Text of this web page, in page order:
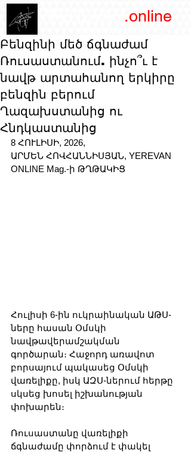
.online
Բենզինի մեծ ճգնաժամ
Ռուսաստանում. ինչո՞ւ է
նավթ արտահանող երկիրը
բենզին բերում
Ղազախստանից ու
Հնդկաստանից
8 ՀՈՒԼԻՍԻ, 2026,
ԱՐՄԵՆ ՀՈՎՀԱՆՆԻՍՅԱՆ, YEREVAN
ONLINE Mag.-ի ԹՂԹԱԿԻՑ
Հուլիսի 6-ին ուկրաինական ԱԹՍ-
ները հասան Օմսկի
նավթավերամշակման
գործարան։ Հաջորդ առավոտ
բորսայում պակասեց Օմսկի
վառելիքը, իսկ ԱԶՍ-ներում հերթը
սկսեց խոսել իշխանության
փոխարեն։
Ռուսաստանը վառելիքի
ճգնաժամը փորձում է փակել